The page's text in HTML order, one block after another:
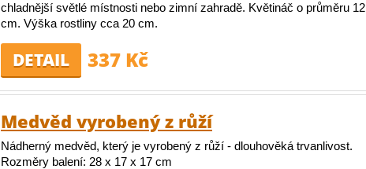
chladnější světlé místnosti nebo zimní zahradě. Květináč o průměru 12
cm. Výška rostliny cca 20 cm.
DETAIL 337 Kč
Medvěd vyrobený z růží
Nádherný medvěd, který je vyrobený z růží - dlouhověká trvanlivost.
Rozměry balení: 28 x 17 x 17 cm